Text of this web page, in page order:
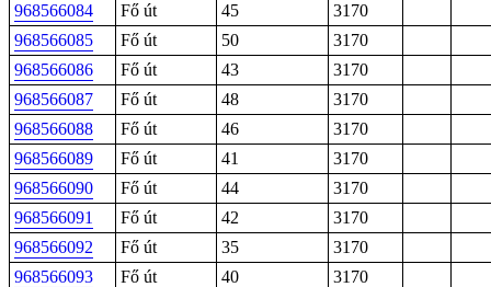
968566084
Fő út 45
3170
968566085
Fő út 50
3170
968566086
Fő út 43
3170
968566087
Fő út 48
3170
968566088
Fő út 46
3170
968566089
Fő út 41
3170
968566090
Fő út 44
3170
968566091
Fő út 42
3170
968566092
Fő út 35
3170
968566093
Fő út 40
3170